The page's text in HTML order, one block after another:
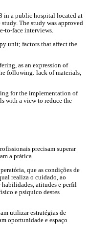
in a public hospital located at
The study was approved
to-face interviews.
unit; factors that affect the
as an expression of
following: lack of materials,
for the implementation of
with a view to reduce the
precisam superar
a prática.
que as condições de
realiza o cuidado, ao
habilidades, atitudes e perfil
e psíquico destes
utilizar estratégias de
oportunidade e espaço